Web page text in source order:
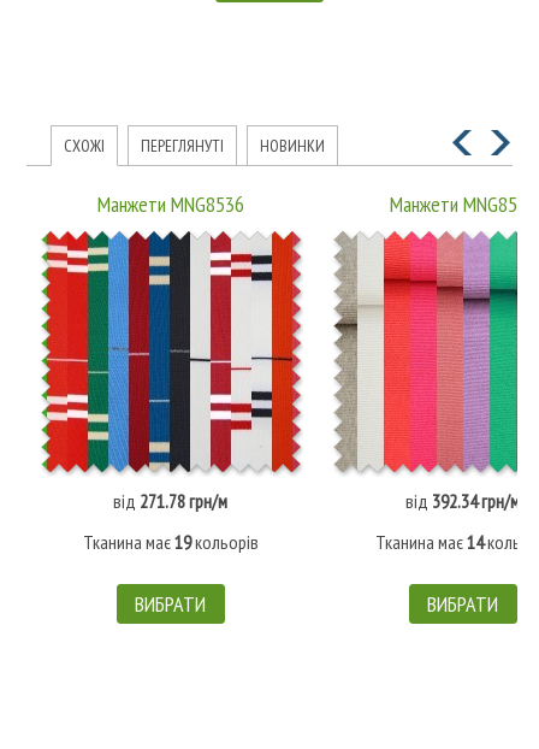
СХОЖІ ПЕРЕГЛЯНУТІ НОВИНКИ
Манжети MNG8536
від 271.78 грн/м
Тканина має19кольорів
ВИБРАТИ
Манжети MNG8535
від 392.34 грн/м
Тканина має14
ВИБРАТИ